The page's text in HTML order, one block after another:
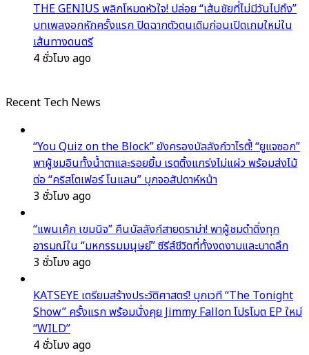
THE GENIUS พลิกโหมดหัวใจ! ปล่อย “เส้นชัยที่ไม่มีวันไปถึง”
บทเพลงอกหักครั้งแรก ปิดฉากตัวตนเดิมก่อนเปิดเกมใหม่ใน
เส้นทางดนตรี
4 ชั่วโมง ago
Recent Tech News
“You Quiz on the Block” ยังครองบัลลังก์วาไรตี้! “ยูแจซอก”
พาผู้ชมอินทั้งน้ำตาและรอยยิ้ม เรตติ้งแกร่งไม่แผ่ว พร้อมส่งไม้
ต่อ “คริสโตเฟอร์ โนแลน” บุกจอสัปดาห์หน้า
3 ชั่วโมง ago
“แพนเค้ก เขมนิจ” คืนบัลลังก์สายดราม่า! พาผู้ชมดำดิ่งทุก
อารมณ์ใน “มหกรรมมนุษย์” ซีรีส์ชีวิตที่ทั้งงดงามและบาดลึก
3 ชั่วโมง ago
KATSEYE เตรียมสร้างประวัติศาสตร์! บุกเวที “The Tonight
Show” ครั้งแรก พร้อมนั่งคุย Jimmy Fallon โปรโมต EP ใหม่
“WILD”
4 ชั่วโมง ago